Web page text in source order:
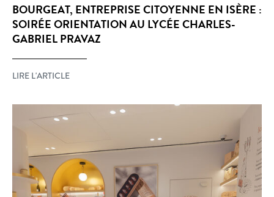
BOURGEAT, ENTREPRISE CITOYENNE EN ISÈRE :
SOIRÉE ORIENTATION AU LYCÉE CHARLES-
GABRIEL PRAVAZ
LIRE L'ARTICLE